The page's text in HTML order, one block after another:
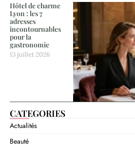
Hôtel de charme
Lyon : les 7
adresses
incontournables
pour la
gastronomie
13 juillet 2026
CATEGORIES
Actualités
Beauté